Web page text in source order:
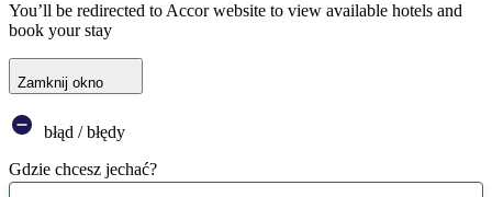
You’ll be redirected to Accor website to view available hotels and
book your stay
Zamknij okno
błąd / błędy
Gdzie chcesz jechać?